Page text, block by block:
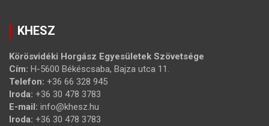
KHESZ
Körösvidéki Horgász Egyesületek Szövetsége
Cím: H-5600 Békéscsaba, Bajza utca 11.
Telefon: +36 66 328 945
Iroda: +36 30 478 3783
E-mail: info@khesz.hu
Iroda: +36 30 478 3783